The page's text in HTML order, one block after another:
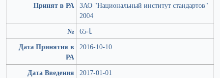
Принят в РА ЗАО "Национальный институт стандартов"
2004
№
65-Լ
Дата Принятия в
РА
2016-10-10
Дата Введения
2017-01-01